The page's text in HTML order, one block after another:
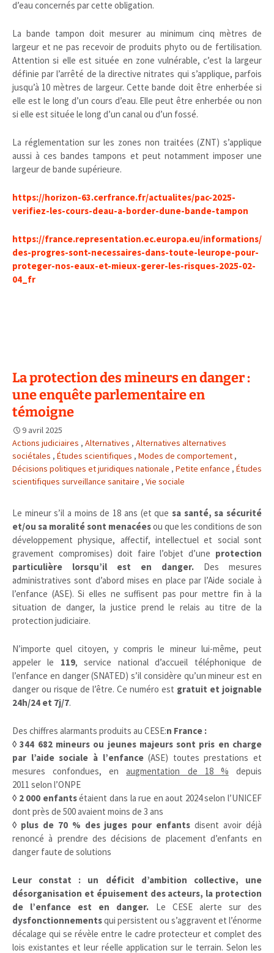
d’eau concernés par cette obligation.
La bande tampon doit mesurer au minimum cinq mètres de
largeur et ne pas recevoir de produits phyto ou de fertilisation.
Attention si elle est située en zone vulnérable, c’est la largeur
définie par l’arrêté de la directive nitrates qui s’applique, parfois
jusqu’à 10 mètres de largeur. Cette bande doit être enherbée si
elle est le long d’un cours d’eau. Elle peut être enherbée ou non
si elle est située le long d’un canal ou d’un fossé.
La réglementation sur les zones non traitées (ZNT) s’applique
aussi à ces bandes tampons et peut notamment imposer une
largeur de bande supérieure.
https://horizon-63.cerfrance.fr/actualites/pac-2025-
verifiez-les-cours-deau-a-border-dune-bande-tampon
https://france.representation.ec.europa.eu/informations/
des-progres-sont-necessaires-dans-toute-leurope-pour-
proteger-nos-eaux-et-mieux-gerer-les-risques-2025-02-
04_fr
La protection des mineurs en danger :
une enquête parlementaire en
témoigne
9 avril 2025
Actions judiciaires , Alternatives , Alternatives alternatives
sociétales , Études scientifiques , Modes de comportement ,
Décisions politiques et juridiques nationale , Petite enfance , Études
scientifiques surveillance sanitaire , Vie sociale
Le mineur s’il a moins de 18 ans (et que sa santé, sa sécurité
et/ou sa moralité sont menacéesou que les conditions de son
développement physique, affectif, intellectuel et social sont
gravement compromises) doit faire l’objet d’une protection
particulière lorsqu’il est en danger. Des mesures
administratives sont d’abord mises en place par l’Aide sociale à
l’enfance (ASE). Si elles ne suffisent pas pour mettre fin à la
situation de danger, la justice prend le relais au titre de la
protection judiciaire.
N’importe quel citoyen, y compris le mineur lui-même, peut
appeler le 119, service national d’accueil téléphonique de
l’enfance en danger (SNATED) s’il considère qu’un mineur est en
danger ou risque de l’être. Ce numéro est gratuit et joignable
24h/24 et 7j/7.
Des chiffres alarmants produits au CESE:n France :
◊ 344 682 mineurs ou jeunes majeurs sont pris en charge
par l’aide sociale à l’enfance(ASE) toutes prestations et
mesures confondues, enaugmentation de 18 % depuis
2011 selon l’ONPE
◊ 2 000 enfantsétaient dans la rue en aout 2024 selon l’UNICEF
dont près de 500 avaient moins de 3 ans
◊ plus de 70 % des juges pour enfantsdisent avoir déjà
renoncé à prendre des décisions de placement d’enfants en
danger faute de solutions
Leur constat : un déficit d’ambition collective, une
désorganisation et épuisement des acteurs, la protection
de l’enfance est en danger. Le CESE alerte sur des
dysfonctionnementsqui persistent ou s’aggravent et l’énorme
décalage qui se révèle entre le cadre protecteur et complet des
lois existantes et leur réelle application sur le terrain. Selon les